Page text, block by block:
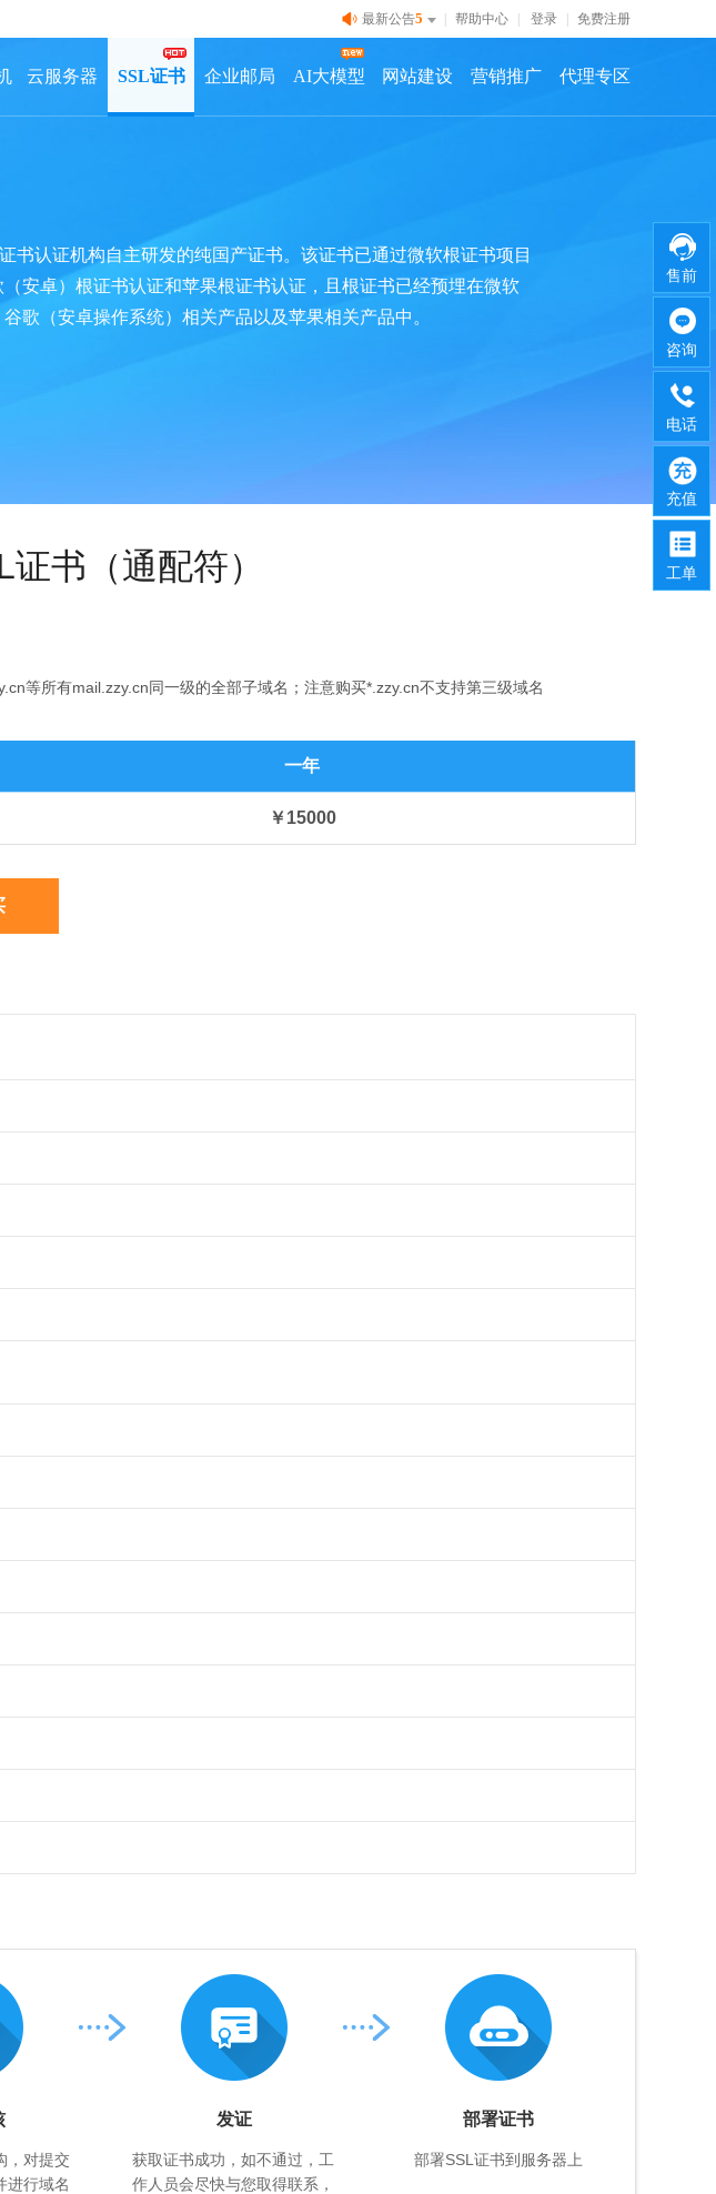
售前
咨询
电话
充值
工单
登录 免费注册
最新公告5 帮助中心
代理专区
营销推广
网站建设
AI大模型
企业邮局
SSL证书
云服务器
书认证机构自主研发的纯国产证书。该证书已通过微软根证书项目
安卓）根证书认证和苹果根证书认证，且根证书已经预埋在微软
歌（安卓操作系统）相关产品以及苹果相关产品中。
书（通配符）
等所有mail.zzy.cn同一级的全部子域名；注意购买*.zzy.cn不支持第三级域名
一年
￥15000
，对提交
进行域名
发证
获取证书成功，如不通过，工
作人员会尽快与您取得联系，
部署证书
部署SSL证书到服务器上